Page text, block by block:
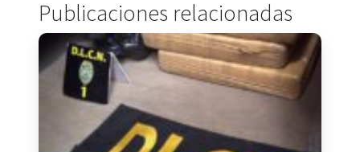
Publicaciones relacionadas